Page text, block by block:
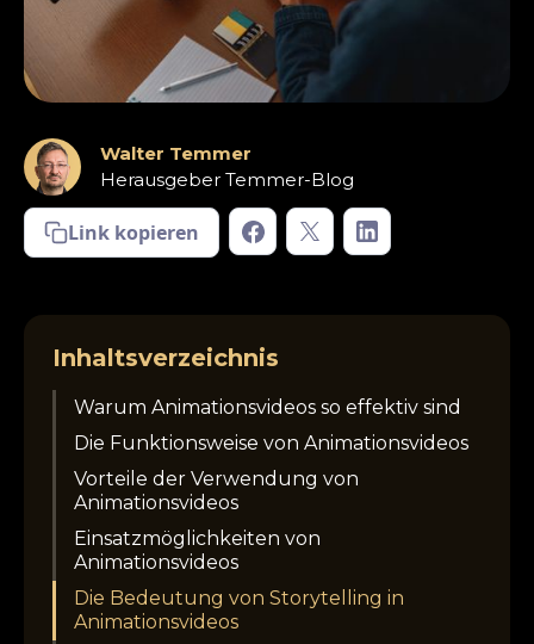
Walter Temmer
Herausgeber Temmer-Blog
Link kopieren
Inhaltsverzeichnis
Warum Animationsvideos so effektiv sind
Die Funktionsweise von Animationsvideos
Vorteile der Verwendung von
Animationsvideos
Einsatzmöglichkeiten von
Animationsvideos
Die Bedeutung von Storytelling in
Animationsvideos